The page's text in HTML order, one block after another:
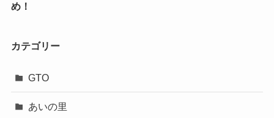
め！
カテゴリー
GTO
あいの里